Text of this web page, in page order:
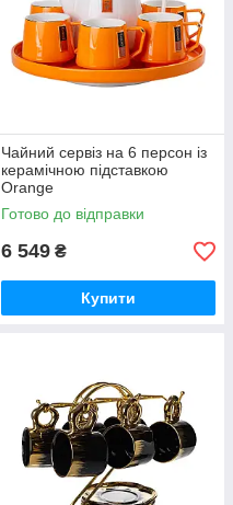
Чайний сервіз на 6 персон із
керамічною підставкою
Orange
Готово до відправки
6 549 ₴
Купити